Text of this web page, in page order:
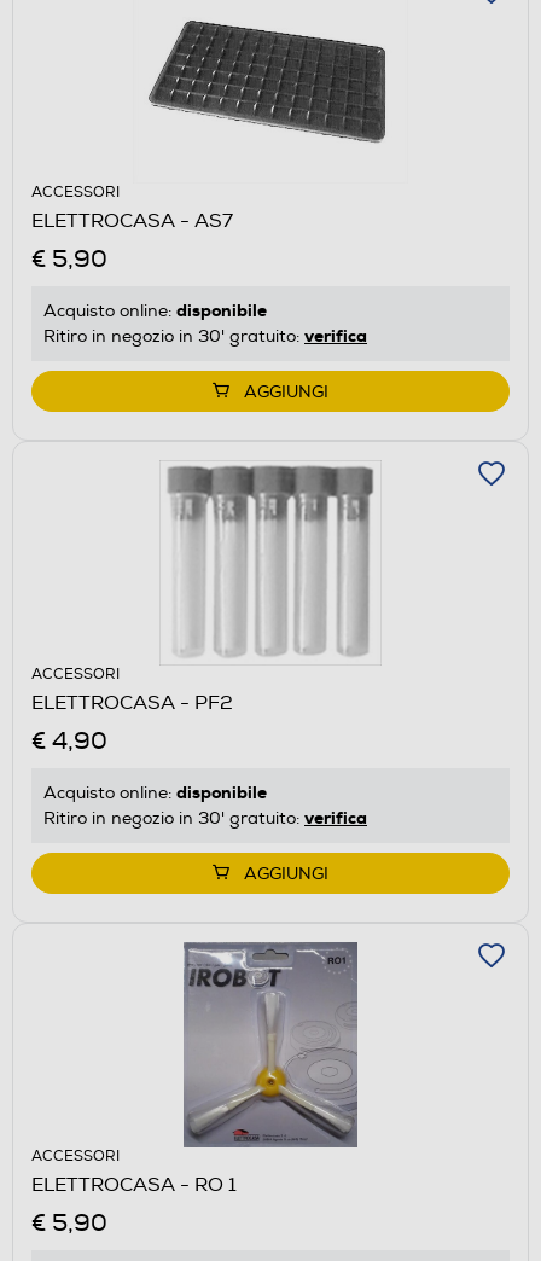
ACCESSORI
ELETTROCASA - AS7
€ 5,90
Acquisto online: disponibile
Ritiro in negozio in 30' gratuito: verifica
AGGIUNGI
ACCESSORI
ELETTROCASA - PF2
€ 4,90
Acquisto online: disponibile
Ritiro in negozio in 30' gratuito: verifica
AGGIUNGI
ACCESSORI
ELETTROCASA - RO 1
€ 5,90